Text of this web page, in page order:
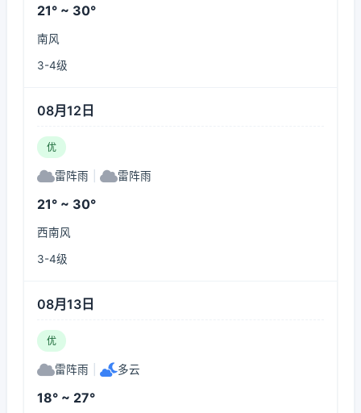
21° ~ 30°
南风
3-4级
08月12日
优
雷阵雨 雷阵雨
21° ~ 30°
西南风
3-4级
08月13日
优
雷阵雨 多云
18° ~ 27°